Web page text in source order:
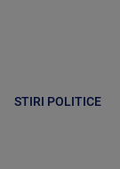
STIRI POLITICE